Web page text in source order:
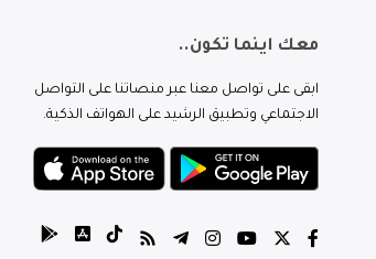
معك اينما تكون..
ابقى على تواصل معنا عبر منصاتنا على التواصل
الاجتماعي وتطبيق الرشيد على الهواتف الذكية.